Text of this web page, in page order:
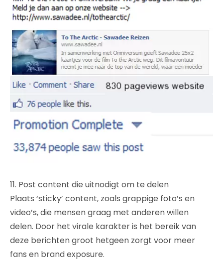
11. Post content die uitnodigt om te delen
Plaats ‘sticky’ content, zoals grappige foto’s en
video’s, die mensen graag met anderen willen
delen. Door het virale karakter is het bereik van
deze berichten groot hetgeen zorgt voor meer
fans en brand exposure.